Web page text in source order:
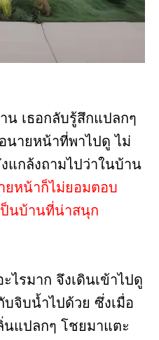
น เธอกลับรู้สึกแปลกๆ
นายหน้าที่พาไปดู ไม่
แกล้งถามไปว่าในบ้าน
ยหน้าก็ไม่ยอมตอบ
ป็นบ้านที่น่าสนุก
ไรมาก จึงเดินเข้าไปดู
จิบน้ำไปด้วย ซึ่งเมื่อ
นแปลกๆ โชยมาแตะ